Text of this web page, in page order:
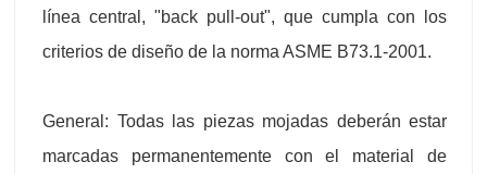
línea central, "back pull-out", que cumpla con los
criterios de diseño de la norma ASME B73.1-2001.
General: Todas las piezas mojadas deberán estar
marcadas permanentemente con el material de